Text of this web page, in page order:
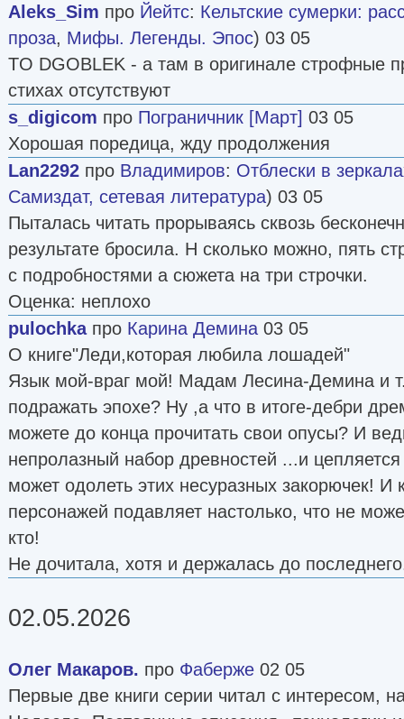
Aleks_Sim про Йейтс: Кельтские сумерки:
проза, Мифы. Легенды. Эпос) 03 05
TO DGOBLEK - а там в оригинале строфные
стихах отсутствуют
s_digicom про Пограничник [Март] 03 05
Хорошая поредица, жду продолжения
Lan2292 про Владимиров: Отблески в
Самиздат, сетевая литература) 03 05
Пыталась читать прорываясь сквозь
результате бросила. Н сколько можно, пять
с подробностями а сюжета на три строчки.
Оценка: неплохо
pulochkaпро Карина Демина 03 05
О книге"Леди,которая любила лошадей"
Язык мой-враг мой! Мадам Лесина-Демина и
подражать эпохе? Ну ,а что в итоге-дебри
можете до конца прочитать свои опусы? И
непролазный набор древностей ...и
может одолеть этих несуразных закорючек! И
персонажей подавляет настолько, что не
кто!
Не дочитала, хотя и держалась до
02.05.2026
Олег Макаров. про Фаберже 02 05
Первые две книги серии читал с интересом,